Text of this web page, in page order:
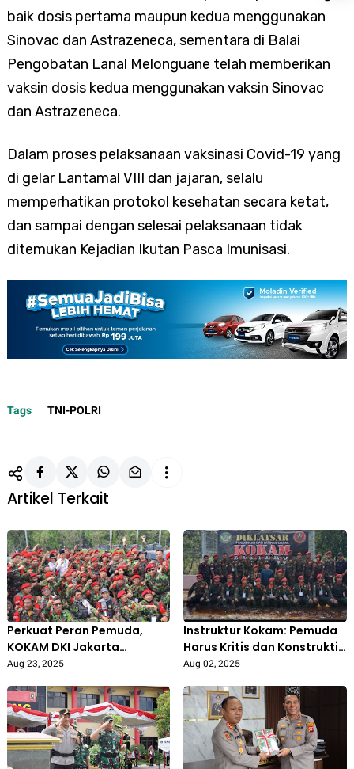
baik dosis pertama maupun kedua menggunakan
Sinovac dan Astrazeneca, sementara di Balai
Pengobatan Lanal Melonguane telah memberikan
vaksin dosis kedua menggunakan vaksin Sinovac
dan Astrazeneca.
Dalam proses pelaksanaan vaksinasi Covid-19 yang
di gelar Lantamal VIII dan jajaran, selalu
memperhatikan protokol kesehatan secara ketat,
dan sampai dengan selesai pelaksanaan tidak
ditemukan Kejadian Ikutan Pasca Imunisasi.
Tags TNI-POLRI
Artikel Terkait
Perkuat Peran Pemuda,
KOKAM DKI Jakarta
Nyatakan Dukungan Penuh
Aug 23, 2025
Instruktur Kokam: Pemuda
Harus Kritis dan Konstruktif
dalam Bangun Bangsa
Aug 02, 2025